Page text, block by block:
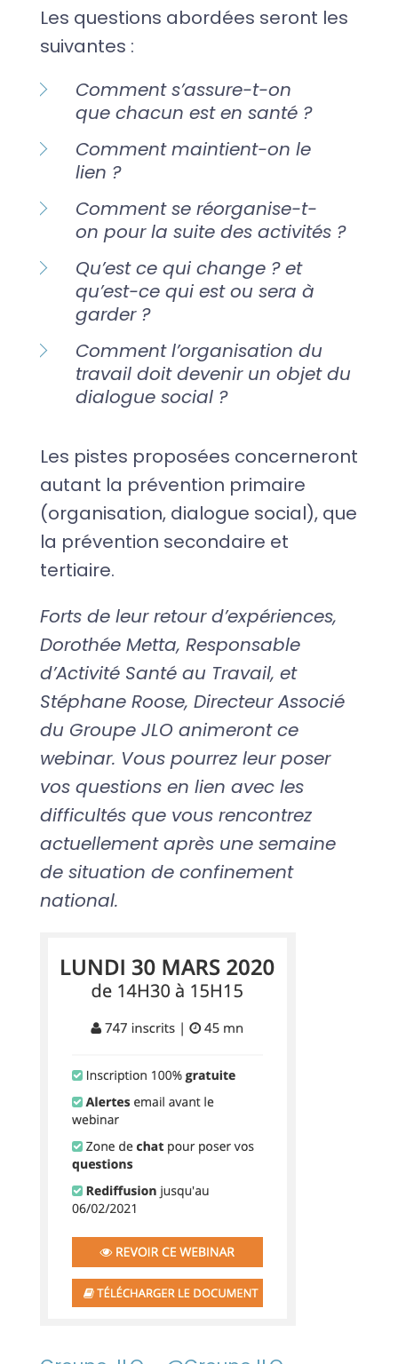
Les questions abordées seront les
suivantes :
Comment s’assure-t-on
que chacun est en santé ?
Commentmaintient-on le
lien ?
Comment se réorganise-t-
on pour la suite des activités ?
Qu’est ce qui change ? et
qu’est-ce qui est ou sera à
garder ?
Comment l’organisation du
travail doit devenir un objet du
dialogue social ?
Les pistes proposées concerneront
autant la prévention primaire
(organisation, dialogue social), que
la prévention secondaire et
tertiaire.
Forts de leur retour d’expériences,
Dorothée Metta, Responsable
d’Activité Santé au Travail, et
Stéphane Roose, Directeur Associé
du Groupe JLO animeront ce
webinar. Vous pourrez leur poser
vos questions en lien avec les
difficultés que vous rencontrez
actuellement après une semaine
de situation de confinement
national.